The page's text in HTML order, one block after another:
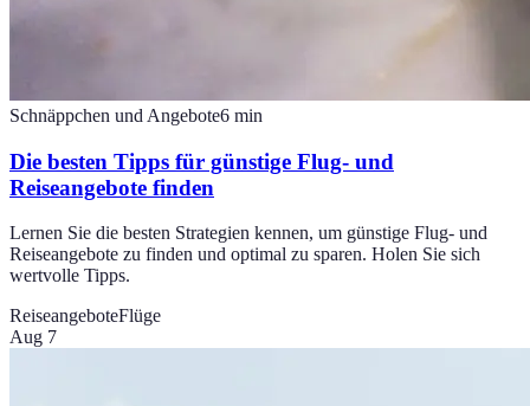
Schnäppchen und Angebote6 min
Die besten Tipps für günstige Flug- und
Reiseangebote finden
Lernen Sie die besten Strategien kennen, um günstige Flug- und
Reiseangebote zu finden und optimal zu sparen. Holen Sie sich
wertvolle Tipps.
ReiseangeboteFlüge
Aug 7